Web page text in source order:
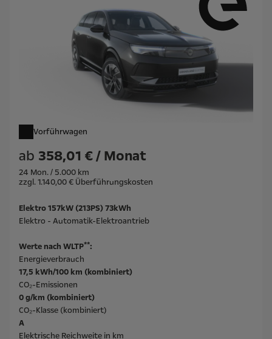
Vorführwagen
ab 358,01 € / Monat
24 Mon. / 5.000 km
zzgl. 1.140,00 € Überführungskosten
Elektro 157kW (213PS) 73kWh
Elektro - Automatik-Elektroantrieb
Werte nach WLTP**:
Energieverbrauch
17,5 kWh/100 km (kombiniert)
CO₂-Emissionen
0 g/km (kombiniert)
CO₂-Klasse (kombiniert)
A
Elektrische Reichweite in km